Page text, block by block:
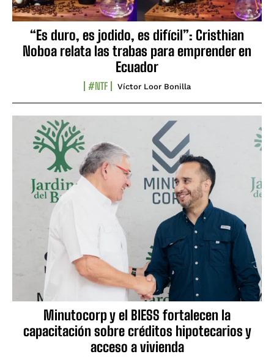
“Es duro, es jodido, es difícil”: Cristhian
Noboa relata las trabas para emprender en
Ecuador
#NTF Víctor Loor Bonilla
Minutocorp y el BIESS fortalecen la
capacitación sobre créditos hipotecarios y
acceso a vivienda